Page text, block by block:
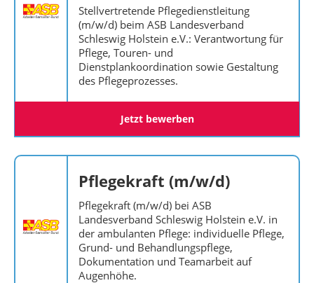
Stellvertretende Pflegedienstleitung
(m/w/d) beim ASB Landesverband
Schleswig Holstein e.V.: Verantwortung für
Pflege, Touren- und
Dienstplankoordination sowie Gestaltung
des Pflegeprozesses.
Jetzt bewerben
Pflegekraft (m/w/d)
Pflegekraft (m/w/d) bei ASB
Landesverband Schleswig Holstein e.V. in
der ambulanten Pflege: individuelle Pflege,
Grund- und Behandlungspflege,
Dokumentation und Teamarbeit auf
Augenhöhe.